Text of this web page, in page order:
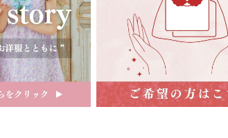
名古屋栄 三越
名古屋市中区栄3-5-1
名古屋栄 三越 7F 子供服売場
店舗詳細へ
そごう横浜店
子供服売場
【開催期間】
2026.08.1 ～ 2026.08.18